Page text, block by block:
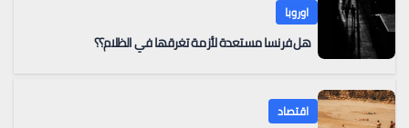
اوروبا
هل فرنسا مستعدة لأزمة تغرقها في الظلام؟؟
اقتصاد